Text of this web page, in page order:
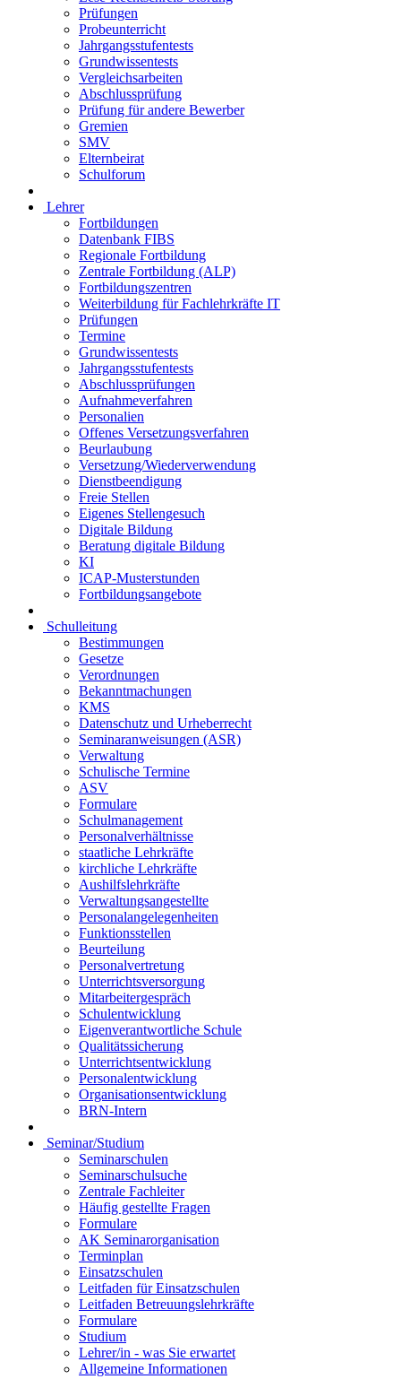
Prüfungen
Probeunterricht
Jahrgangsstufentests
Grundwissentests
Vergleichsarbeiten
Abschlussprüfung
Prüfung für andere Bewerber
Gremien
SMV
Elternbeirat
Schulforum
Lehrer
Fortbildungen
Datenbank FIBS
Regionale Fortbildung
Zentrale Fortbildung (ALP)
Fortbildungszentren
Weiterbildung für Fachlehrkräfte IT
Prüfungen
Termine
Grundwissentests
Jahrgangsstufentests
Abschlussprüfungen
Aufnahmeverfahren
Personalien
Offenes Versetzungsverfahren
Beurlaubung
Versetzung/Wiederverwendung
Dienstbeendigung
Freie Stellen
Eigenes Stellengesuch
Digitale Bildung
Beratung digitale Bildung
KI
ICAP-Musterstunden
Fortbildungsangebote
Schulleitung
Bestimmungen
Gesetze
Verordnungen
Bekanntmachungen
KMS
Datenschutz und Urheberrecht
Seminaranweisungen (ASR)
Verwaltung
Schulische Termine
ASV
Formulare
Schulmanagement
Personalverhältnisse
staatliche Lehrkräfte
kirchliche Lehrkräfte
Aushilfslehrkräfte
Verwaltungsangestellte
Personalangelegenheiten
Funktionsstellen
Beurteilung
Personalvertretung
Unterrichtsversorgung
Mitarbeitergespräch
Schulentwicklung
Eigenverantwortliche Schule
Qualitätssicherung
Unterrichtsentwicklung
Personalentwicklung
Organisationsentwicklung
BRN-Intern
Seminar/Studium
Seminarschulen
Seminarschulsuche
Zentrale Fachleiter
Häufig gestellte Fragen
Formulare
AK Seminarorganisation
Terminplan
Einsatzschulen
Leitfaden für Einsatzschulen
Leitfaden Betreuungslehrkräfte
Formulare
Studium
Lehrer/in - was Sie erwartet
Allgemeine Informationen